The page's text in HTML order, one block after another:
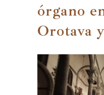
órgano
Orotava